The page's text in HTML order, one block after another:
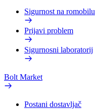
Sigurnost na romobilu
Prijavi problem
Sigurnosni laboratorij
Bolt Market
Postani dostavljač